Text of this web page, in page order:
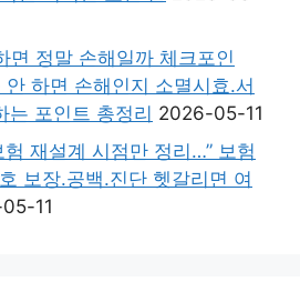
면 정말 손해일까 체크포인
하면 손해인지 소멸시효.서
는 포인트 총정리 2026-05-11
재설계 시점만 정리…” 보험
보장.공백.진단 헷갈리면 여
11